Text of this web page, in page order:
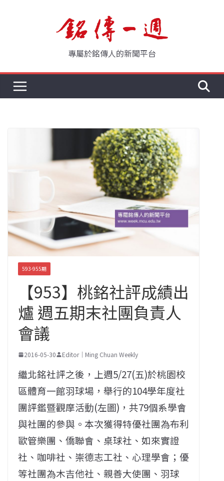
專屬於銘傳人的新聞平台
593-955期
【953】桃銘社評成績出
爐 週五期末社團負責人
會議
2016-05-30 Editor｜Ming Chuan Weekly
繼北銘社評之後，上週5/27(五)於桃園校
區體育一館羽球場，舉行的104學年度社
團評鑑暨觀摩活動(左圖)，共79個系學會
與社團的參與。本次獲得特優社團為布利
歐管樂團、僑聯會、桌球社、如來實證
社、咖啡社、崇德志工社、心理學會；優
等社團為木吉他社、親善大使團、羽球